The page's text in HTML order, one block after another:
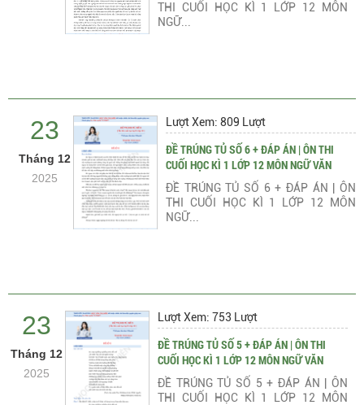
THI CUỐI HỌC KÌ 1 LỚP 12 MÔN
NGỮ...
23
Tháng 12
2025
Lượt Xem: 809 Lượt
ĐỀ TRÚNG TỦ SỐ 6 + ĐÁP ÁN | ÔN THI
CUỐI HỌC KÌ 1 LỚP 12 MÔN NGỮ VĂN
ĐỀ TRÚNG TỦ SỐ 6 + ĐÁP ÁN | ÔN
THI CUỐI HỌC KÌ 1 LỚP 12 MÔN
NGỮ...
23
Tháng 12
2025
Lượt Xem: 753 Lượt
ĐỀ TRÚNG TỦ SỐ 5 + ĐÁP ÁN | ÔN THI
CUỐI HỌC KÌ 1 LỚP 12 MÔN NGỮ VĂN
ĐỀ TRÚNG TỦ SỐ 5 + ĐÁP ÁN | ÔN
THI CUỐI HỌC KÌ 1 LỚP 12 MÔN